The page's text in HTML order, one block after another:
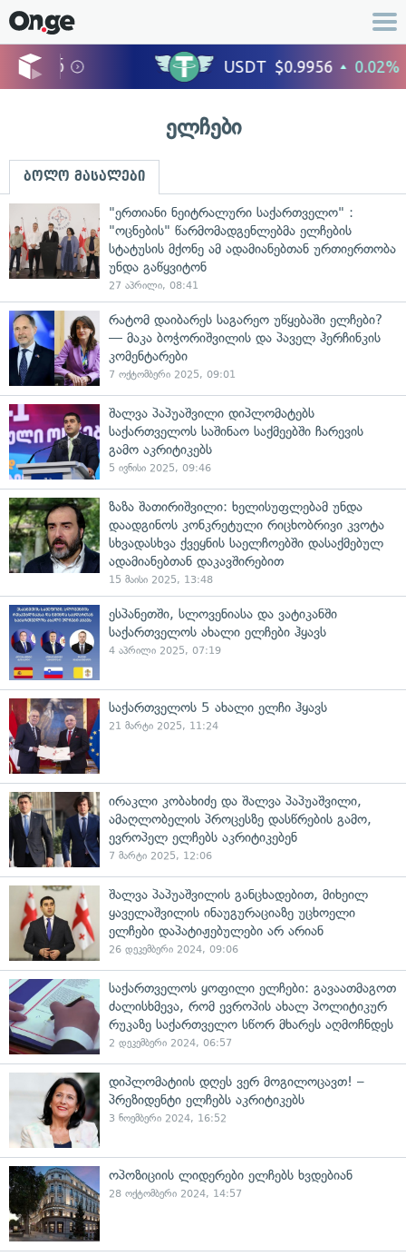
ელჩები
ბოლო მასალები
"ერთიანი ნეიტრალური საქართველო" :
"ოცნების" წარმომადგენლებმა ელჩების
სტატუსის მქონე ამ ადამიანებთან ურთიერთობა
უნდა გაწყვიტონ
27 აპრილი, 08:41
რატომ დაიბარეს საგარეო უწყებაში ელჩები?
— მაკა ბოჭორიშვილის და პაველ ჰერჩინკის
კომენტარები
7 ოქტომბერი 2025, 09:01
შალვა პაპუაშვილი დიპლომატებს
საქართველოს საშინაო საქმეებში ჩარევის
გამო აკრიტიკებს
5 ივნისი 2025, 09:46
ზაზა შათირიშვილი: ხელისუფლებამ უნდა
დაადგინოს კონკრეტული რიცხობრივი კვოტა
სხვადასხვა ქვეყნის საელჩოებში დასაქმებულ
ადამიანებთან დაკავშირებით
15 მაისი 2025, 13:48
ესპანეთში, სლოვენიასა და ვატიკანში
საქართველოს ახალი ელჩები ჰყავს
4 აპრილი 2025, 07:19
საქართველოს 5 ახალი ელჩი ჰყავს
21 მარტი 2025, 11:24
ირაკლი კობახიძე და შალვა პაპუაშვილი,
ამაღლობელის პროცესზე დასწრების გამო,
ევროპელ ელჩებს აკრიტიკებენ
7 მარტი 2025, 12:06
შალვა პაპუაშვილის განცხადებით, მიხეილ
ყაველაშვილის ინაუგურაციაზე უცხოელი
ელჩები დაპატიჟებულები არ არიან
26 დეკემბერი 2024, 09:06
საქართველოს ყოფილი ელჩები: გავაათმაგოთ
ძალისხმევა, რომ ევროპის ახალ პოლიტიკურ
რუკაზე საქართველო სწორ მხარეს აღმოჩნდეს
2 დეკემბერი 2024, 06:57
დიპლომატიის დღეს ვერ მოგილოცავთ! –
პრეზიდენტი ელჩებს აკრიტიკებს
3 ნოემბერი 2024, 16:52
ოპოზიციის ლიდერები ელჩებს ხვდებიან
28 ოქტომბერი 2024, 14:57